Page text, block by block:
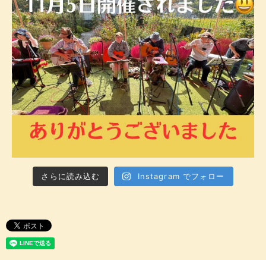
さらに読み込む Instagram でフォロー